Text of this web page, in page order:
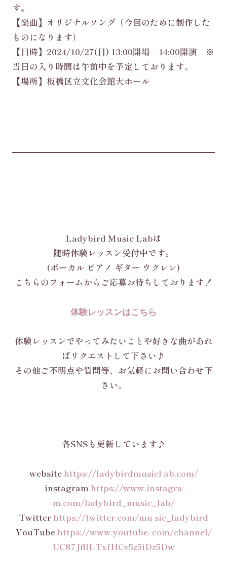
す。
【楽曲】オリジナルソング（今回のために制作した
ものになります）
【日時】2024/10/27(日) 13:00開場 14:00開演 ※
当日の入り時間は午前中を予定しております。
【場所】板橋区立文化会館大ホール
Ladybird Music Labは
随時体験レッスン受付中です。
(ボーカル ピアノ ギター ウクレレ)
こちらのフォームからご応募お待ちしております！
体験レッスンはこちら
体験レッスンでやってみたいことや好きな曲があれ
ばリクエストして下さい♪
その他ご不明点や質問等、お気軽にお問い合わせ下
さい。
各SNSも更新しています♪
website https://ladybirdmusicl ab.com/
instagram https://www.instagra
m.com/ladybird_music_lab/
Twitter https://twitter.com/mu sic_ladybird
YouTube https://www.youtube. com/channel/
UC87JfllLTxfHCv5z5iDz5Dw